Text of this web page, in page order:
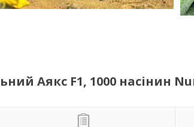
Аякс F1, 1000 насінин